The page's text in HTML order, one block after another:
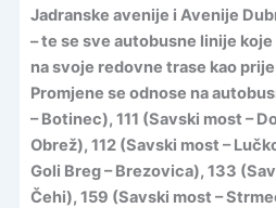
Jadranske avenije i Avenije
– te se sve autobusne linije
na svoje redovne trase kao
Promjene se odnose na
– Botinec), 111 (Savski most –
Obrež), 112 (Savski most –
Goli Breg – Brezovica), 133
Čehi), 159 (Savski most –